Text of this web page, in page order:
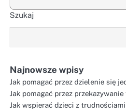
Szukaj
Najnowsze wpisy
Jak pomagać przez dzielenie się
Jak pomagać przez
Jak wspierać dzieci z